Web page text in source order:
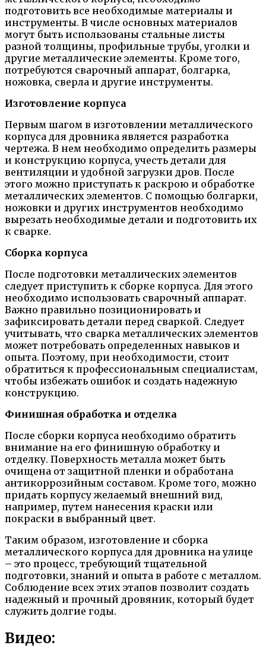
подготовить все необходимые материалы и
инструменты. В числе основных материалов
могут быть использованы стальные листы
разной толщины, профильные трубы, уголки и
другие металлические элементы. Кроме того,
потребуются сварочный аппарат, болгарка,
ножовка, сверла и другие инструменты.
Изготовление корпуса
Первым шагом в изготовлении металлического
корпуса для дровника является разработка
чертежа. В нем необходимо определить размеры
и конструкцию корпуса, учесть детали для
вентиляции и удобной загрузки дров. После
этого можно приступать к раскрою и обработке
металлических элементов. С помощью болгарки,
ножовки и других инструментов необходимо
вырезать необходимые детали и подготовить их
к сварке.
Сборка корпуса
После подготовки металлических элементов
следует приступить к сборке корпуса. Для этого
необходимо использовать сварочный аппарат.
Важно правильно позиционировать и
зафиксировать детали перед сваркой. Следует
учитывать, что сварка металлических элементов
может потребовать определенных навыков и
опыта. Поэтому, при необходимости, стоит
обратиться к профессиональным специалистам,
чтобы избежать ошибок и создать надежную
конструкцию.
Финишная обработка и отделка
После сборки корпуса необходимо обратить
внимание на его финишную обработку и
отделку. Поверхность металла может быть
очищена от защитной пленки и обработана
антикоррозийным составом. Кроме того, можно
придать корпусу желаемый внешний вид,
например, путем нанесения краски или
покраски в выбранный цвет.
Таким образом, изготовление и сборка
металлического корпуса для дровника на улице
– это процесс, требующий тщательной
подготовки, знаний и опыта в работе с металлом.
Соблюдение всех этих этапов позволит создать
надежный и прочный дровяник, который будет
служить долгие годы.
Видео: